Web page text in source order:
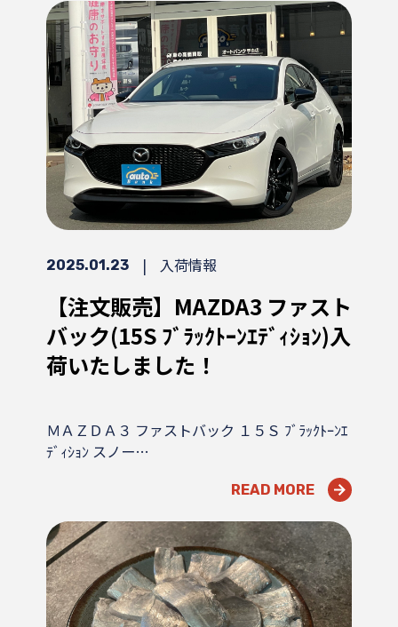
2025.01.23 | 入荷情報
【注文販売】MAZDA3 ファスト
バック(15S ﾌﾞﾗｯｸﾄｰﾝｴﾃﾞｨｼｮﾝ)入
荷いたしました！
ＭＡＺＤＡ３ ファストバック １５Ｓ ﾌﾞﾗｯｸﾄｰﾝｴ
ﾃﾞｨｼｮﾝ スノー…
READ MORE